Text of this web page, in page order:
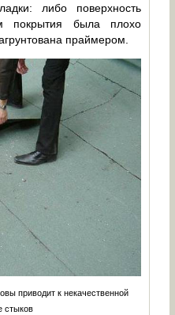
либо поверхность
покрытия была плохо
праймером.
приводит к некачественной
стыков